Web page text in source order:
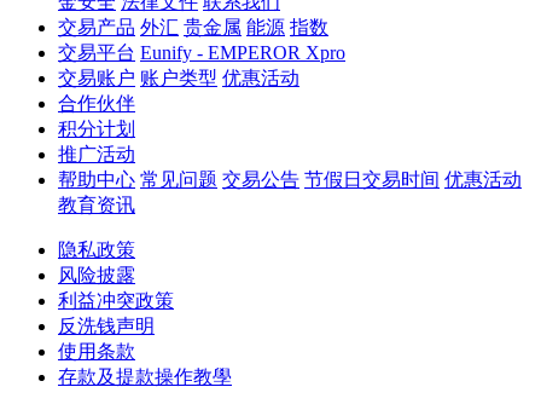
交易产品 外汇 贵金属 能源 指数
交易平台 Eunify - EMPEROR Xpro
交易账户 账户类型 优惠活动
合作伙伴
积分计划
推广活动
帮助中心 常见问题 交易公告 节假日交易时间 优惠活动
教育资讯
隐私政策
风险披露
利益冲突政策
反洗钱声明
使用条款
存款及提款操作教學